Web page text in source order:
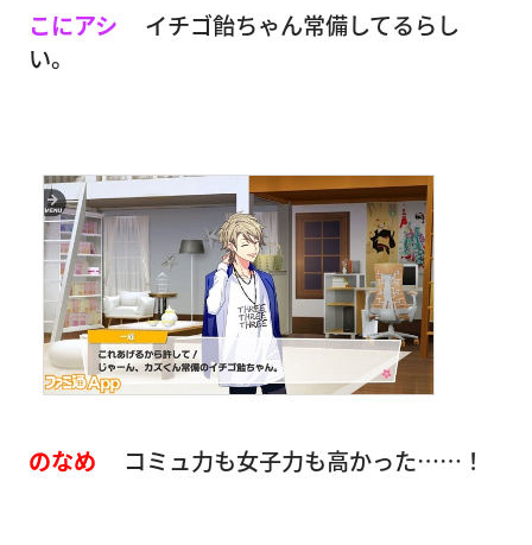
こにアシ
イチゴ飴ちゃん常備してるらし
い。
のなめ コミュ力も女子力も高かった……！